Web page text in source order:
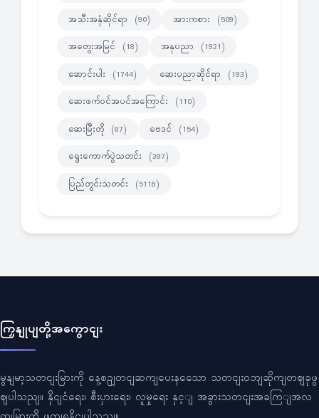
အသီးအနှံဆိုင်ရာ (90) အားကစား (509)
အတွေးအမြင် (18) အနုပညာ (1921)
ဆောင်းပါး (1744) ဆေးပညာဆိုင်ရာ (193)
ဆေးဖက်ဝင်အပင်အကြောင်း (110)
ဆေးမြီးတို (87) ဗေဒင် (154)
ရွေးကောက်ပွဲသတင်း (397)
ပြည်တွင်းသတင်း (5116)
ကြှနျုပျတို့အကွောငျး
မွနျမာ့သတငျးမြားကို နေ့စဥျတငျဆကျပေးနသေော သတငျးဝဘျဆိုကျတဈခုဖွ
ဈပါသညျ။ နိုငျငံရေး၊ စီးပှားရေး၊ လူမှုရေး နှင့ျ အခွားသတငျးအခကြျအလ